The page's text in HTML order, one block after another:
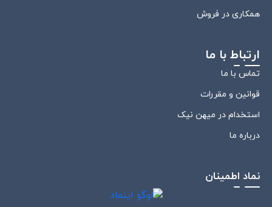
همکاری در فروش
ارتباط با ما
تماس با ما
قوانین و مقررات
استخدام در میهن نیک
درباره ما
نماد اطمینان